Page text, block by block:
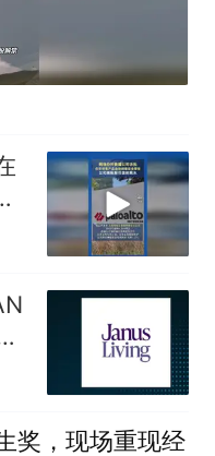
奖，现场重现经